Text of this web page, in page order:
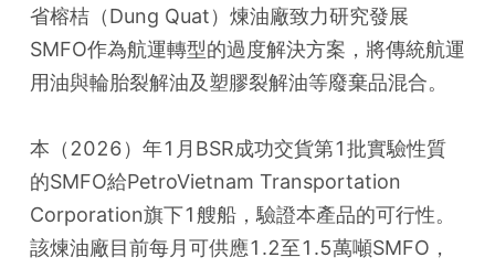
省榕桔（Dung Quat）煉油廠致力研究發展
SMFO作為航運轉型的過度解決方案，將傳統航運
用油與輪胎裂解油及塑膠裂解油等廢棄品混合。
本（2026）年1月BSR成功交貨第1批實驗性質
的SMFO給PetroVietnam Transportation
Corporation旗下1艘船，驗證本產品的可行性。
該煉油廠目前每月可供應1.2至1.5萬噸SMFO，